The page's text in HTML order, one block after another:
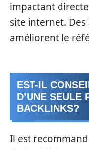
impactant
site internet.
améliorent le
EST-IL
D’UNE SEULE
BACKLINKS?
Il est